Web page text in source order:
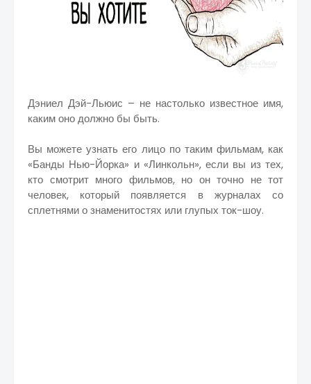
Дэниел Дэй-Льюис – не настолько известное имя,
каким оно должно бы быть.
Вы можете узнать его лицо по таким фильмам, как
«Банды Нью-Йорка» и «Линкольн», если вы из тех,
кто смотрит много фильмов, но он точно не тот
человек, который появляется в журналах со
сплетнями о знаменитостях или глупых ток-шоу.